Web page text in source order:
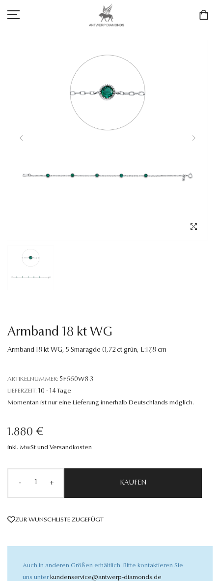
LIEBE & VERLOBUNG
ANTWERP DIAMONDS LUXURY COLLECTION
Armband 18 kt WG
Armband 18 kt WG, 5 Smaragde 0,72 ct grün, L:17,8 cm
ARTIKELNUMMER: 5F660W8-3
LIEFERZEIT: 10 - 14 Tage
Momentan ist nur eine Lieferung innerhalb Deutschlands möglich.
1.880 €
inkl. MwSt und Versandkosten
- + KAUFEN
ZUR WUNSCHLISTE ZUGEFÜGT
Auch in anderen Größen erhältlich. Bitte kontaktieren Sie
uns unter kundenservice@antwerp-diamonds.de